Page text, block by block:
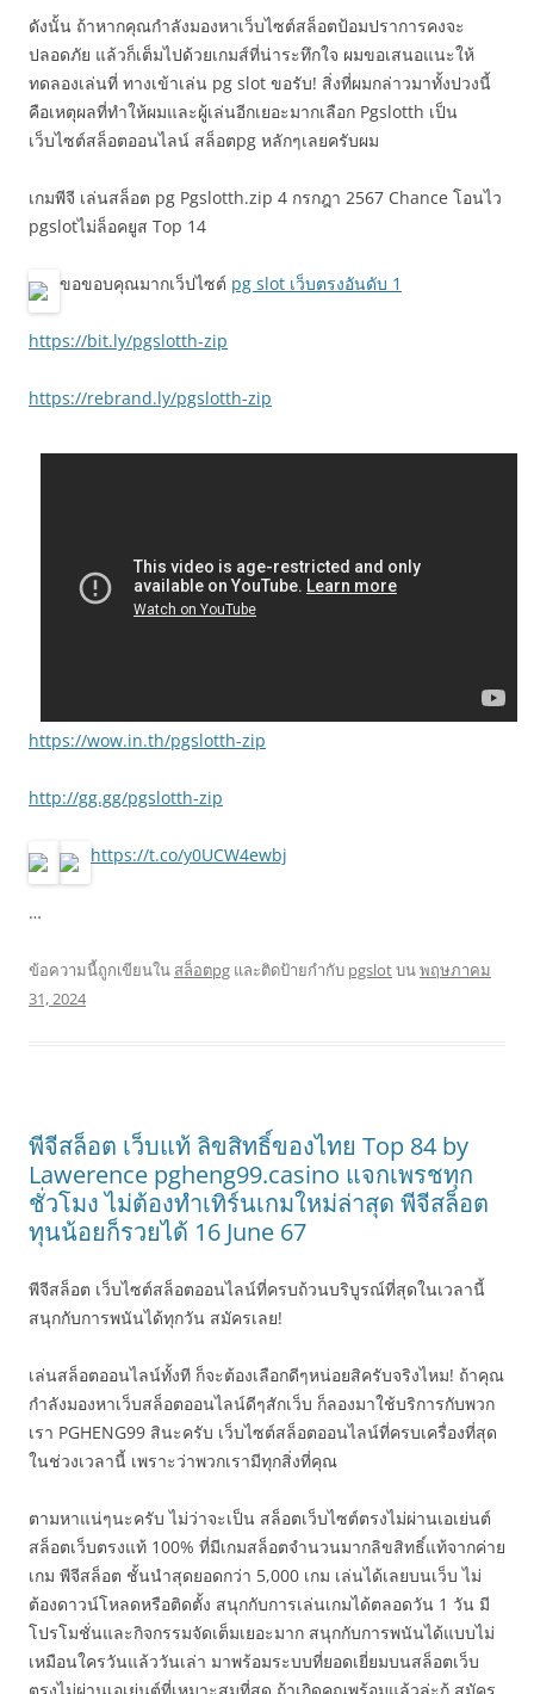
ดังนั้น ถ้าหากคุณกำลังมองหาเว็บไซต์สล็อตป้อมปราการคงจะ
ปลอดภัย แล้วก็เต็มไปด้วยเกมส์ที่น่าระทึกใจ ผมขอเสนอแนะให้
ทดลองเล่นที่ ทางเข้าเล่น pg slot ขอรับ! สิ่งที่ผมกล่าวมาทั้งปวงนี้
คือเหตุผลที่ทำให้ผมและผู้เล่นอีกเยอะมากเลือก Pgslotth เป็น
เว็บไซต์สล็อตออนไลน์ สล็อตpg หลักๆเลยครับผม
เกมพีจี เล่นสล็อต pg Pgslotth.zip 4 กรกฎา 2567 Chance โอนไว
pgslotไม่ล็อคยูส Top 14
ขอขอบคุณมากเว็ปไซต์ pg slot เว็บตรงอันดับ 1
https://bit.ly/pgslotth-zip
https://rebrand.ly/pgslotth-zip
https://wow.in.th/pgslotth-zip
http://gg.gg/pgslotth-zip
https://t.co/y0UCW4ewbj
…
ข้อความนี้ถูกเขียนใน สล็อตpg และติดป้ายกำกับ pgslotบนพฤษภาคม
31, 2024
พีจีสล็อต เว็บแท้ ลิขสิทธิ์ของไทย Top 84 by
Lawerence pgheng99.casino แจกเพรชทุก
ชั่วโมง ไม่ต้องทำเทิร์นเกมใหม่ล่าสุด พีจีสล็อต
ทุนน้อยก็รวยได้ 16 June 67
พีจีสล็อต เว็บไซต์สล็อตออนไลน์ที่ครบถ้วนบริบูรณ์ที่สุดในเวลานี้
สนุกกับการพนันได้ทุกวัน สมัครเลย!
เล่นสล็อตออนไลน์ทั้งที ก็จะต้องเลือกดีๆหน่อยสิครับจริงไหม! ถ้าคุณ
กำลังมองหาเว็บสล็อตออนไลน์ดีๆสักเว็บ ก็ลองมาใช้บริการกับพวก
เรา PGHENG99 สินะครับ เว็บไซต์สล็อตออนไลน์ที่ครบเครื่องที่สุด
ในช่วงเวลานี้ เพราะว่าพวกเรามีทุกสิ่งที่คุณ
ตามหาแน่ๆนะครับ ไม่ว่าจะเป็น สล็อตเว็บไซต์ตรงไม่ผ่านเอเย่นต์
สล็อตเว็บตรงแท้ 100% ที่มีเกมสล็อตจำนวนมากลิขสิทธิ์แท้จากค่าย
เกม พีจีสล็อต ชั้นนำสุดยอดกว่า 5,000 เกม เล่นได้เลยบนเว็บ ไม่
ต้องดาวน์โหลดหรือติดตั้ง สนุกกับการเล่นเกมได้ตลอดวัน 1 วัน มี
โปรโมชั่นและกิจกรรมจัดเต็มเยอะมาก สนุกกับการพนันได้แบบไม่
เหมือนใครวันแล้ววันเล่า มาพร้อมระบบที่ยอดเยี่ยมบนสล็อตเว็บ